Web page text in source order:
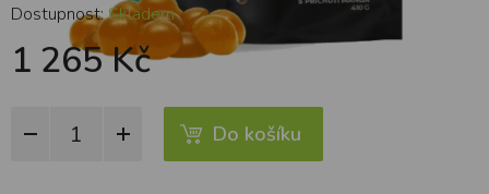
Dostupnost:Skladem
1 265 Kč
Do košíku